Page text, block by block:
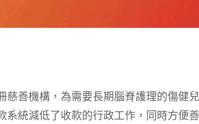
慈善機構，為需要長期腦脊護理的傷健
系統減低了收款的行政工作，同時方便